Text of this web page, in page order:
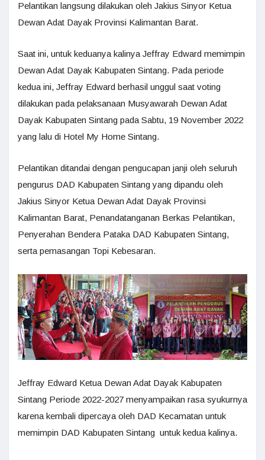
Pelantikan langsung dilakukan oleh Jakius Sinyor Ketua
Dewan Adat Dayak Provinsi Kalimantan Barat.
Saat ini, untuk keduanya kalinya Jeffray Edward memimpin
Dewan Adat Dayak Kabupaten Sintang. Pada periode
kedua ini, Jeffray Edward berhasil unggul saat voting
dilakukan pada pelaksanaan Musyawarah Dewan Adat
Dayak Kabupaten Sintang pada Sabtu, 19 November 2022
yang lalu di Hotel My Home Sintang.
Pelantikan ditandai dengan pengucapan janji oleh seluruh
pengurus DAD Kabupaten Sintang yang dipandu oleh
Jakius Sinyor Ketua Dewan Adat Dayak Provinsi
Kalimantan Barat, Penandatanganan Berkas Pelantikan,
Penyerahan Bendera Pataka DAD Kabupaten Sintang,
serta pemasangan Topi Kebesaran.
Jeffray Edward Ketua Dewan Adat Dayak Kabupaten
Sintang Periode 2022-2027 menyampaikan rasa syukurnya
karena kembali dipercaya oleh DAD Kecamatan untuk
memimpin DAD Kabupaten Sintang untuk kedua kalinya.